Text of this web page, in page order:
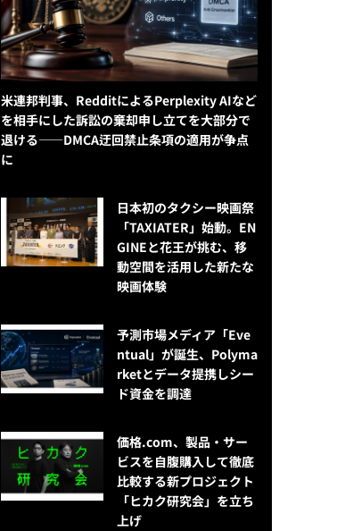
米連邦判事、RedditによるPerplexity AIなど
を相手にした訴訟の棄却申し立てを大部分で
退ける——DMCA迂回禁止条項の適用が争点
に
日本初のタクシー映画祭
「TAXIATER」始動。EN
GINEと花王が挑む、移
動空間を活用した新たな
映画体験
予測市場メディア「Eve
ntual」が誕生、Polyma
rketとデータ提携しシー
ド資金を調達
価格.com、製品・サー
ビスを自腹購入して徹底
比較する新プロジェクト
「ヒカク研究会」を立ち
上げ